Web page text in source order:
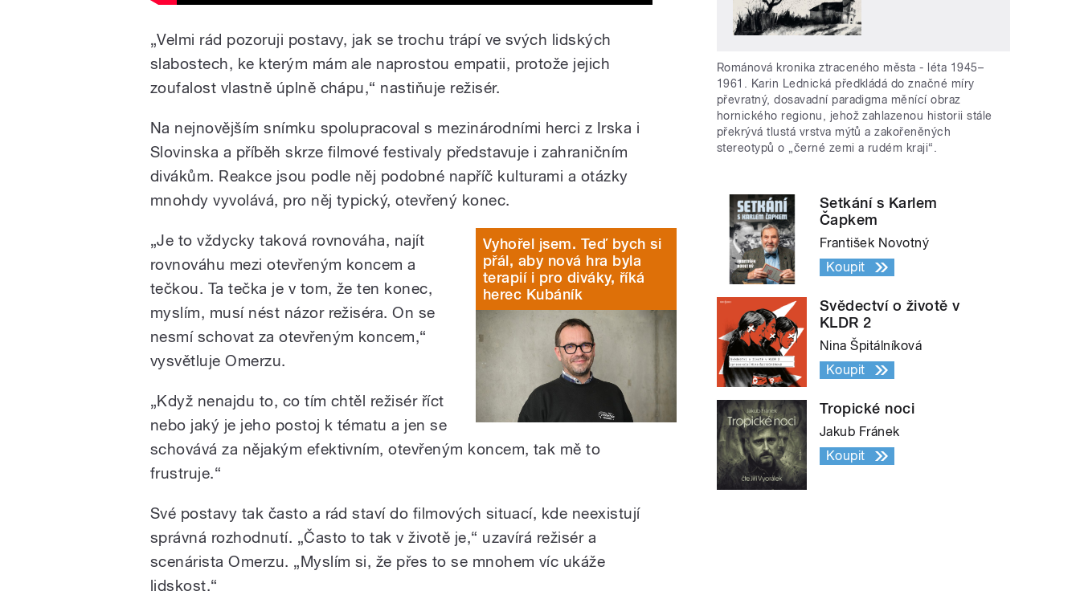
„Velmi rád pozoruji postavy, jak se trochu trápí ve svých lidských
slabostech, ke kterým mám ale naprostou empatii, protože jejich
zoufalost vlastně úplně chápu,“ nastiňuje režisér.
Na nejnovějším snímku spolupracoval s mezinárodními herci z Irska i
Slovinska a příběh skrze filmové festivaly představuje i zahraničním
divákům. Reakce jsou podle něj podobné napříč kulturami a otázky
mnohdy vyvolává, pro něj typický, otevřený konec.
Vyhořel jsem. Teď bych si
přál, aby nová hra byla
terapií i pro diváky, říká
herec Kubáník
„Je to vždycky taková rovnováha, najít
rovnováhu mezi otevřeným koncem a
tečkou. Ta tečka je v tom, že ten konec,
myslím, musí nést názor režiséra. On se
nesmí schovat za otevřeným koncem,“
vysvětluje Omerzu.
„Když nenajdu to, co tím chtěl režisér říct
nebo jaký je jeho postoj k tématu a jen se
schovává za nějakým efektivním, otevřeným koncem, tak mě to
frustruje.“
Své postavy tak často a rád staví do filmových situací, kde neexistují
správná rozhodnutí. „Často to tak v životě je,“ uzavírá režisér a
scenárista Omerzu. „Myslím si, že přes to se mnohem víc ukáže
lidskost.“
Románová kronika ztraceného města - léta 1945–
1961. Karin Lednická předkládá do značné míry
převratný, dosavadní paradigma měnící obraz
hornického regionu, jehož zahlazenou historii stále
překrývá tlustá vrstva mýtů a zakořeněných
stereotypů o „černé zemi a rudém kraji“.
Setkání s Karlem
Čapkem
František Novotný
Koupit
Svědectví o životě v
KLDR 2
Nina Špitálníková
Koupit
Tropické noci
Jakub Fránek
Koupit